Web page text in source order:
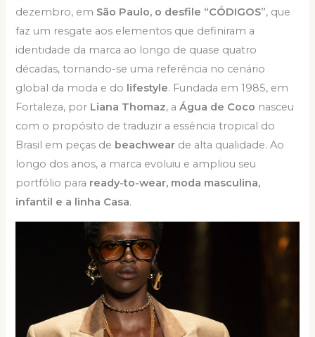
dezembro, em São Paulo, o desfile “CÓDIGOS”, que
faz um resgate aos elementos que definiram a
identidade da marca ao longo de quase quatro
décadas, tornando-se uma referência no cenário
global da moda e do lifestyle. Fundada em 1985, em
Fortaleza, por Liana Thomaz, aÁgua de Coco nasceu
com o propósito de traduzir a essência tropical do
Brasil em peças de beachwear de alta qualidade. Ao
longo dos anos, a marca evoluiu e ampliou seu
portfólio para ready-to-wear, moda masculina,
infantil e a linha Casa.